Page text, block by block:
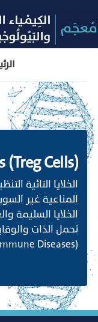
(Treg Cells)
الخلايا التائية
المناعية غير
الخلايا
تحمل الذات
(Autoimmune Diseases).